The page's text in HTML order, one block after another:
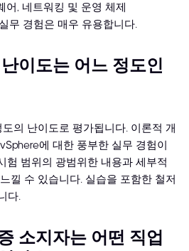
어, 네트워킹 및 운영 체제
무 경험은 매우 유용합니다.
이도는 어느 정도인
의 난이도로 평가됩니다. 이론적 개
에 대한 풍부한 실무 경험이
험 범위의 광범위한 내용과 세부적
낄 수 있습니다. 실습을 포함한 철저
다.
소지자는 어떤 직업